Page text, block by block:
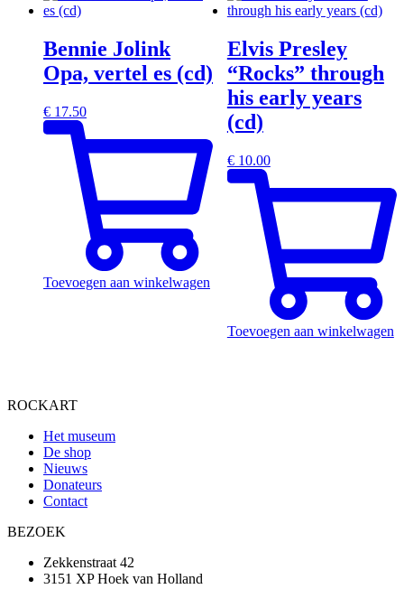
Bennie Jolink
Opa, vertel es (cd)
€ 17.50
Toevoegen aan winkelwagen
Elvis Presley
“Rocks” through
his early years
(cd)
€10.00
Toevoegen aan winkelwagen
ROCKART
Het museum
De shop
Nieuws
Donateurs
Contact
BEZOEK
Zekkenstraat 42
3151 XP Hoek van Holland